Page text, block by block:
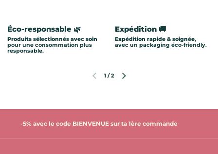
Éco-responsable 🌿
Produits sélectionnés avec soin
pour une consommation plus
responsable.
Expédition 🚚
Expédition rapide & soignée,
avec un packaging éco-friendly.
Diapositive précédente
Diapositive suivante
1 /2
-5% avec le code BIENVENUE sur ta 1ère commande